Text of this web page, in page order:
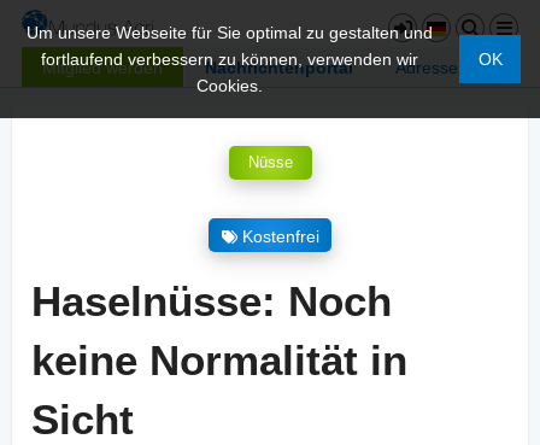
Mitglied werden Nachrichtenportal Adressen
Um unsere Webseite für Sie optimal zu gestalten und
fortlaufend verbessern zu können, verwenden wir
Cookies.
OK
Nüsse
Kostenfrei
Haselnüsse: Noch
keine Normalität in
Sicht